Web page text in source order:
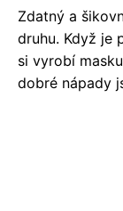
Zdatný a
druhu. Když je
si vyrobí
dobré nápady